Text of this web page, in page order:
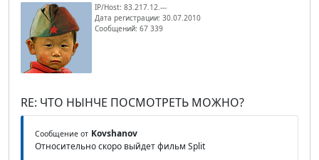
IP/Host: 83.217.12.---
Дата регистрации: 30.07.2010
Сообщений: 67 339
RE: ЧТО НЫНЧЕ ПОСМОТРЕТЬ МОЖНО?
Сообщение от Kovshanov
Относительно скоро выйдет фильм Split